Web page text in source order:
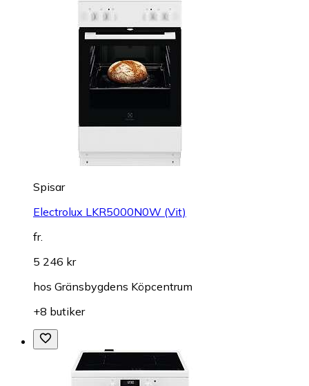
Spisar
Electrolux LKR5000N0W (Vit)
fr.
5 246 kr
hos Gränsbygdens Köpcentrum
+8 butiker